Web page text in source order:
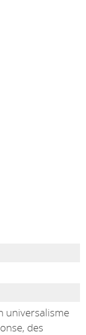
universalisme
des